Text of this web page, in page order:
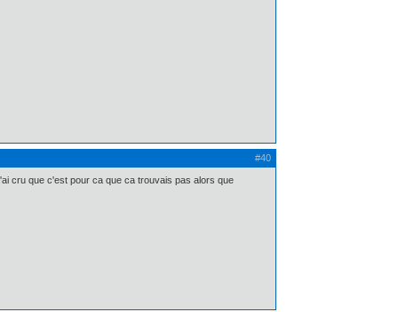
#40
cru que c'est pour ca que ca trouvais pas alors que